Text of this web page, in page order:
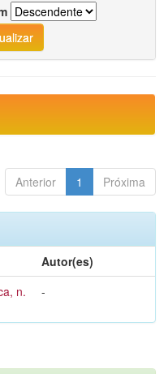
Anterior 1 Próxima
Autor(es)
n.
-